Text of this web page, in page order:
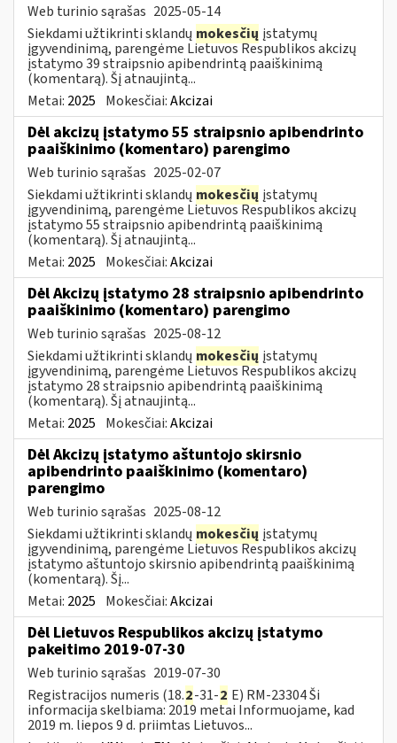
Web turinio sąrašas 2025-05-14
Siekdami užtikrinti sklandų mokesčių įstatymų
įgyvendinimą, parengėme Lietuvos Respublikos akcizų
įstatymo 39 straipsnio apibendrintą paaiškinimą
(komentarą). Šį atnaujintą...
Metai: 2025 Mokesčiai:Akcizai
Dėl akcizų įstatymo 55 straipsnio apibendrinto
paaiškinimo (komentaro) parengimo
Web turinio sąrašas 2025-02-07
Siekdami užtikrinti sklandų mokesčių įstatymų
įgyvendinimą, parengėme Lietuvos Respublikos akcizų
įstatymo 55 straipsnio apibendrintą paaiškinimą
(komentarą). Šį atnaujintą...
Metai: 2025 Mokesčiai:Akcizai
Dėl Akcizų įstatymo 28 straipsnio apibendrinto
paaiškinimo (komentaro) parengimo
Web turinio sąrašas 2025-08-12
Siekdami užtikrinti sklandų mokesčių įstatymų
įgyvendinimą, parengėme Lietuvos Respublikos akcizų
įstatymo 28 straipsnio apibendrintą paaiškinimą
(komentarą). Šį atnaujintą...
Metai: 2025 Mokesčiai:Akcizai
Dėl Akcizų įstatymo aštuntojo skirsnio
apibendrinto paaiškinimo (komentaro)
parengimo
Web turinio sąrašas 2025-08-12
Siekdami užtikrinti sklandų mokesčių įstatymų
įgyvendinimą, parengėme Lietuvos Respublikos akcizų
įstatymo aštuntojo skirsnio apibendrintą paaiškinimą
(komentarą). Šį...
Metai: 2025 Mokesčiai:Akcizai
Dėl Lietuvos Respublikos akcizų įstatymo
pakeitimo 2019-07-30
Web turinio sąrašas 2019-07-30
Registracijos numeris (18.2-31-2 E) RM-23304 Ši
informacija skelbiama: 2019 metai Informuojame, kad
2019 m. liepos 9 d. priimtas Lietuvos...